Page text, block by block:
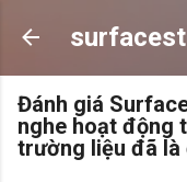
Đánh giá
nghe hoạt động
trường liệu đã là